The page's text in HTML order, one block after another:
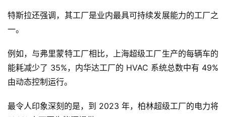
特斯拉还强调，其工厂是业内最具可持续发展能力的工厂之
一。
例如，与弗里蒙特工厂相比，上海超级工厂生产的每辆车的
能耗减少了 35%，内华达工厂的 HVAC 系统总数中有 49%
由动态控制运行。
最令人印象深刻的是，到 2023 年，柏林超级工厂的电力将